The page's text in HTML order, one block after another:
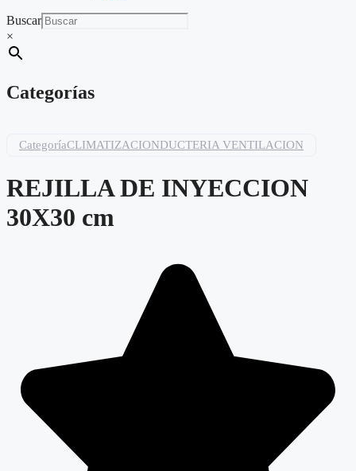
Buscar
×
Categorías
CategoríaCLIMATIZACIONDUCTERIA VENTILACION
REJILLA DE INYECCION
30X30 cm